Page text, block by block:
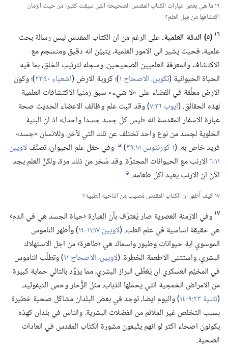
١٦ ما هي بعض عبارات الكتاب المقدس الصحيحة التي سبقت كثيرا من حيث الزمان
اكتشافها من قِبل العلم؟‏
١٦ ‏(‏٥)‏ الدقة العلمية.‏
على الرغم من ان الكتاب المقدس ليس رسالة بحث
علمية،‏ فحيث يشير الى الامور العلمية،‏ يتبيَّن انه دقيق ومنسجم مع
الاكتشاف والمعرفة العلميين الصحيحين.‏ وسجله لترتيب الخلق،‏ بما فيه
الحياة الحيوانية (‏تكوين،‏ الاصحاح ١ ‏)‏؛‏ كروية الارض (‏اشعياء ٤٠:‏٢٢
‏)‏؛‏ وكون
الارض معلَّقة في الفضاء على «لا شيء» سبق زمنيا الاكتشافات العلمية
لهذه الحقائق.‏ (‏ايوب ٢٦:‏٧
‏)‏ وقد اثبت علم وظائف الاعضاء الحديث صحة
عبارة الاسفار المقدسة انه «ليس كل جسد جسدا واحدا،‏» اذ ان البنية
الخلوية لجسد من نوع واحد تختلف عن تلك التي لآخر،‏ وللانسان «جسد»
فريد خاص به.‏ (‏١ كورنثوس ١٥:‏٣٩ ‏)‏
i وفي حقل علم الحيوان،‏ تصنِّفلاويين
١١:‏٦ الارنب مع الحيوانات المجترَّة.‏ وقد سُخر من ذلك مرة،‏ ولكنَّ العلم يجد
الآن ان الارنب يعيد اكل طعامه.‏ j
١٧ كيف أُظهر ان الكتاب المقدس مُصيب من الناحية الطبية؟‏
١٧ وفي الازمنة العصرية صار يُعترَف بأن العبارة ‹حياة الجسد هي في الدم›
هي حقيقة اساسية في علم الطب.‏ (‏لاويين ١٧:‏١١-‏١٤
‏)‏ وأظهر الناموس
الموسوي اية حيوانات وطيور واسماك هي ‹طاهرة› من اجل الاستهلاك
البشري،‏ واستثنى الاطعمة الخطِرة.‏ (‏لاويين،‏ الاصحاح ١١ ‏)‏ وتطلَّب الناموس
في المخيَّم العسكري ان يُغطَّى البراز البشري،‏ مما يزوِّد بالتالي حماية كبيرة
من الامراض الخمجية التي يحملها الذباب،‏ مثل الزُّحار وحمى التيفوئيد.‏
(‏تثنية ٢٣:‏٩-‏١٤
‏)‏ واليوم ايضا،‏ توجد في بعض البلدان مشاكل صحية خطيرة
بسبب التخلص غير الملائم من الفضلات البشرية.‏ والناس في بلدان كهذه
يكونون اصحاء اكثر لو انهم يتَّبعون مشورة الكتاب المقدس في العادات
الصحية.‏